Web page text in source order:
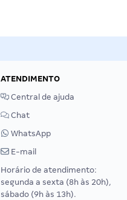
ATENDIMENTO
Central de ajuda
Chat
WhatsApp
E-mail
Horário de atendimento:
segunda a sexta (8h às 20h),
sábado (9h às 13h).